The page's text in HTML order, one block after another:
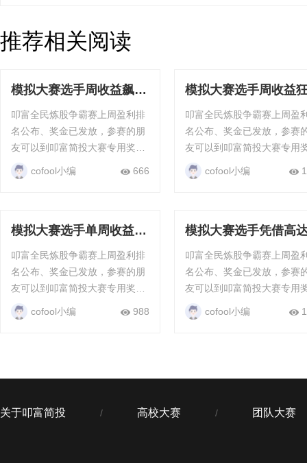
推荐相关阅读
模拟大赛选手周收益飙升
23.57%，交易技艺超
群！
叩富全民炼股争霸赛上周盈利排
名公布、奖金已发放，参赛的朋
友可以到叩富简投大赛专用奖金
钱包查看，只要满20元就能直接
提现，每周每月都有现金奖励。
cofool小编 666
模拟大赛选手周收益
25.16%，展现非凡操
水平！
叩富全民炼股争霸赛上周盈
名公布、奖金已发放，参赛
友可以到叩富简投大赛专用
钱包查看，只要满20元就能
提现，每周每月都有现金奖
cofool小编
模拟大赛选手单周收益
38.23%，一骑绝尘
叩富全民炼股争霸赛上周盈利排
名公布、奖金已发放，参赛的朋
友可以到叩富简投大赛专用奖金
钱包查看，只要满20元就能直接
提现，每周每月都有现金奖励。
cofool小编 988
模拟大赛选手凭借高
27.82%的单周收益率
势登顶
叩富全民炼股争霸赛上周盈
名公布、奖金已发放，参赛
友可以到叩富简投大赛专用
钱包查看，只要满20元就能
提现，每周每月都有现金奖
cofool小编
关于叩富简投 / 高校大赛 / 团队大赛